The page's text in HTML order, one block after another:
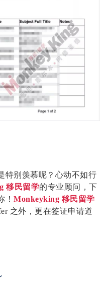
特别羡慕呢？心动不如行
移民留学的专业顾问，下
！ Monkeyking 移民留学
之外，更在签证申请道